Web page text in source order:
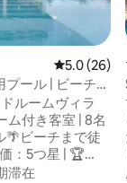
レビュー26
5.0 (26)
ール | ビーチま
ルームヴィラ
ム付き客室 | 8名
🌴ビーチまで徒
：5つ星 | 🏆
族連れやグル
滞在